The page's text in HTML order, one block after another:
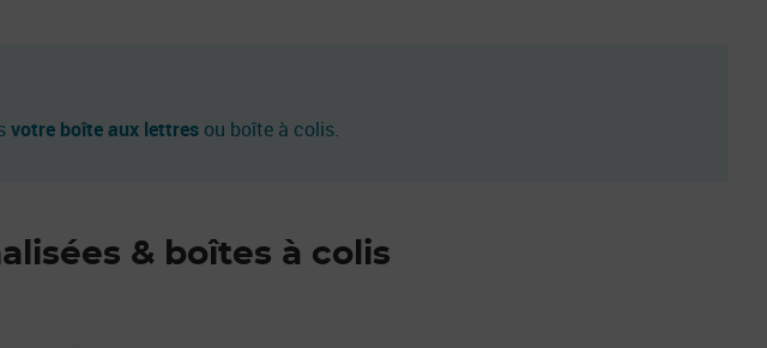
votre boîte aux lettres ou boîte à colis.
& boîtes à colis